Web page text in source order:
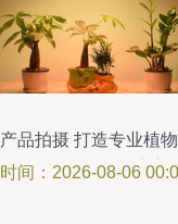
品拍摄 打造专业植
植物摄影的视觉盛宴
间：2026-08-06